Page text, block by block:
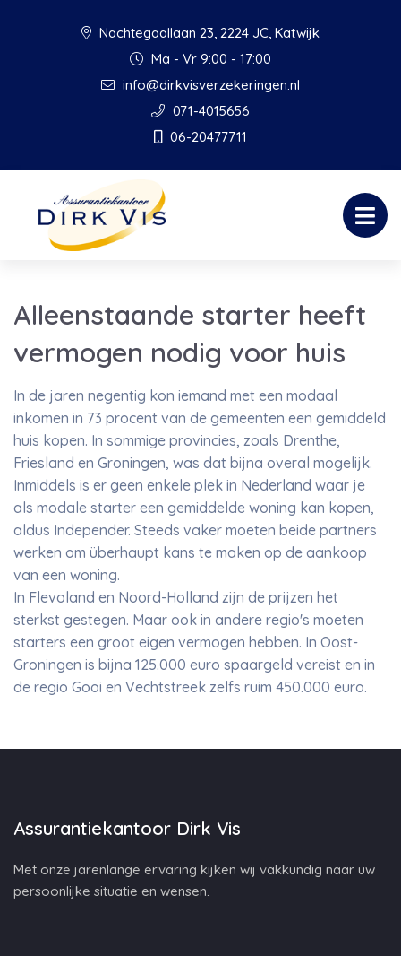
Nachtegaallaan 23, 2224 JC, Katwijk
Ma - Vr 9:00 - 17:00
info@dirkvisverzekeringen.nl
071-4015656
06-20477711
Alleenstaande starter heeft
vermogen nodig voor huis
In de jaren negentig kon iemand met een modaal
inkomen in 73 procent van de gemeenten een gemiddeld
huis kopen. In sommige provincies, zoals Drenthe,
Friesland en Groningen, was dat bijna overal mogelijk.
Inmiddels is er geen enkele plek in Nederland waar je
als modale starter een gemiddelde woning kan kopen,
aldus Independer. Steeds vaker moeten beide partners
werken om überhaupt kans te maken op de aankoop
van een woning.
In Flevoland en Noord-Holland zijn de prijzen het
sterkst gestegen. Maar ook in andere regio's moeten
starters een groot eigen vermogen hebben. In Oost-
Groningen is bijna 125.000 euro spaargeld vereist en in
de regio Gooi en Vechtstreek zelfs ruim 450.000 euro.
Assurantiekantoor Dirk Vis
Met onze jarenlange ervaring kijken wij vakkundig naar uw
persoonlijke situatie en wensen.